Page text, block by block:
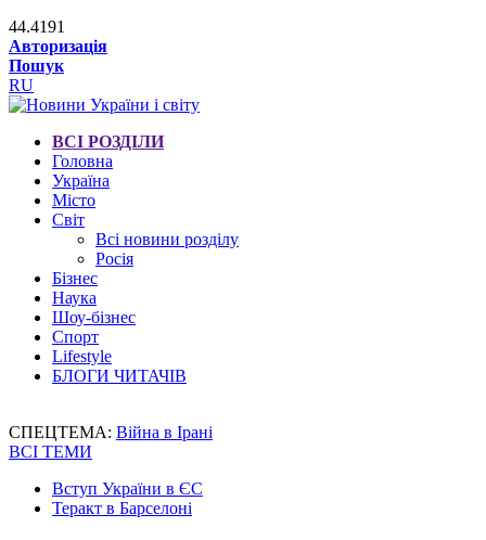
44.4191
Авторизація
Пошук
RU
ВСІ РОЗДІЛИ
Головна
Україна
Місто
Світ
Всі новини розділу
Росія
Бізнес
Наука
Шоу-бізнес
Спорт
Lifestyle
БЛОГИ ЧИТАЧІВ
СПЕЦТЕМА: Війна в Ірані
ВСІ ТЕМИ
Вступ України в ЄС
Теракт в Барселоні